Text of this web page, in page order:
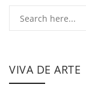
VIVA DE ARTE